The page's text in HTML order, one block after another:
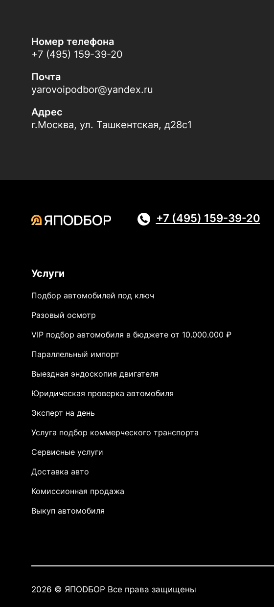
Номер телефона
+7 (495) 159-39-20
Почта
yarovoipodbor@yandex.ru
Адрес
г.Москва, ул. Ташкентская, д28с1
+7 (495) 159-39-20
Услуги
Подбор автомобилей под ключ
Разовый осмотр
VIP подбор автомобиля в бюджете от 10.000.000 ₽
Параллельный импорт
Выездная эндоскопия двигателя
Юридическая проверка автомобиля
Эксперт на день
Услуга подбор коммерческого транспорта
Сервисные услуги
Доставка авто
Комиссионная продажа
Выкуп автомобиля
2026 © ЯПОDБОР Все права защищены